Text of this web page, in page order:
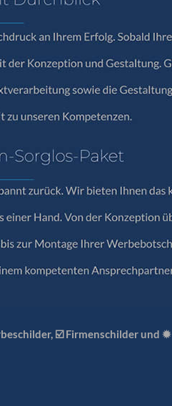
☑️ Firmenschilder und